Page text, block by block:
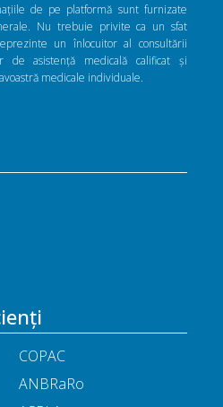
de pe platformă sunt furnizate
Nu trebuie privite ca un sfat
un înlocuitor al consultării
de asistență medicală calificat și
medicale individuale.
COPAC
ANBRaRo